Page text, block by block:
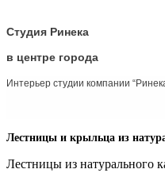
Студия Ринека
в центре города
Интерьер студии компании
Лестницы и крыльца из
Лестницы из натурального